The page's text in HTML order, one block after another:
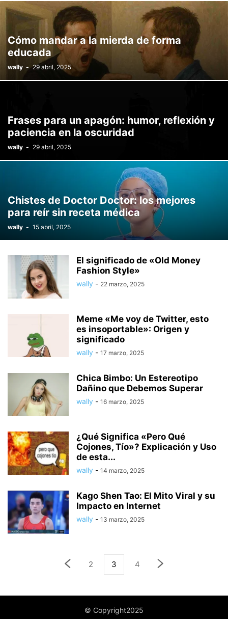
Cómo mandar a la mierda de forma
educada
wally - 29 abril, 2025
Frases para un apagón: humor, reflexión y
paciencia en la oscuridad
wally - 29 abril, 2025
Chistes de Doctor Doctor: los mejores
para reír sin receta médica
wally - 15 abril, 2025
El significado de «Old Money
Fashion Style»
wally - 22 marzo, 2025
Meme «Me voy de Twitter, esto
es insoportable»: Origen y
significado
wally - 17 marzo, 2025
Chica Bimbo: Un Estereotipo
Dañino que Debemos Superar
wally - 16 marzo, 2025
¿Qué Significa «Pero Qué
Cojones, Tío»? Explicación y Uso
de esta...
wally - 14 marzo, 2025
Kago Shen Tao: El Mito Viral y su
Impacto en Internet
wally - 13 marzo, 2025
2 3 4
© Copyright2025